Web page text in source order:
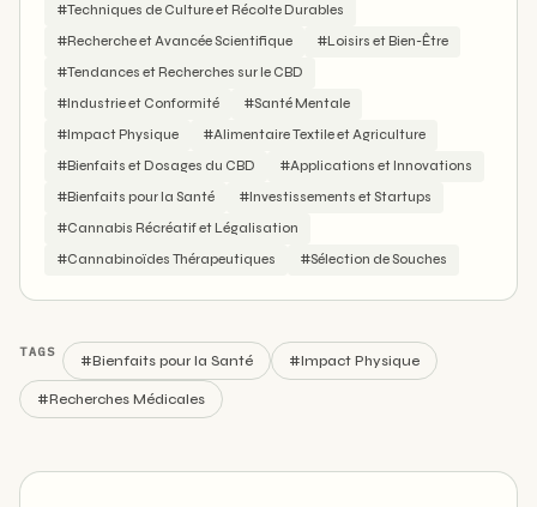
#Techniques de Culture et Récolte Durables
#Recherche et Avancée Scientifique
#Loisirs et Bien-Être
#Tendances et Recherches sur le CBD
#Industrie et Conformité
#Santé Mentale
#Impact Physique
#Alimentaire Textile et Agriculture
#Bienfaits et Dosages du CBD
#Applications et Innovations
#Bienfaits pour la Santé
#Investissements et Startups
#Cannabis Récréatif et Légalisation
#Cannabinoïdes Thérapeutiques
#Sélection de Souches
TAGS
#Bienfaits pour la Santé #Impact Physique
#Recherches Médicales